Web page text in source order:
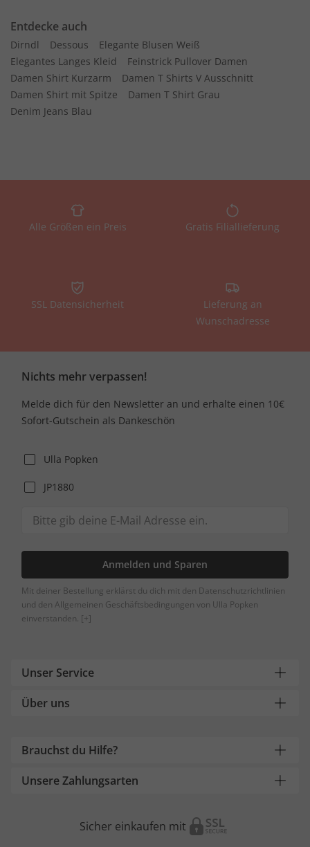
Entdecke auch
Dirndl Dessous
Elegante Blusen Weiß
Elegantes Langes Kleid
Feinstrick Pullover Damen
Damen Shirt Kurzarm
Damen T Shirts V Ausschnitt
Damen Shirt mit Spitze
Damen T Shirt Grau
Denim Jeans Blau
Alle Größen ein Preis Gratis Filiallieferung
SSL Datensicherheit
Lieferung an
Wunschadresse
Nichts mehr verpassen!
Melde dich für den Newsletter an und erhalte einen 10€
Sofort-Gutschein als Dankeschön
Ulla Popken
JP1880
Anmelden und Sparen
Mit deiner Bestellung erklärst du dich mit den Datenschutzrichtlinien
und den Allgemeinen Geschäftsbedingungen von Ulla Popken
einverstanden. [+]
Unser Service
Über uns
Brauchst du Hilfe?
Unsere Zahlungsarten
Sicher einkaufen mit